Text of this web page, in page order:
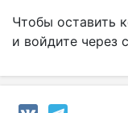
Чтобы оставить
и войдите через